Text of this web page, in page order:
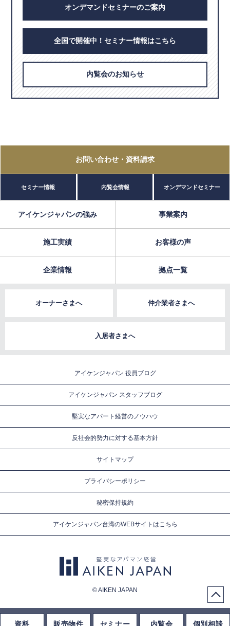
オンデマンドセミナーのご案内
全国で開催中！セミナー情報はこちら
内覧会のお知らせ
資料 販売物件 セミナー 内覧会 個別相談
お問い合わせ ・資料請求
セミナー情報 内覧会情報 オンデマンドセミナー
アイケンジャパンの強み 事業案内
施工実績 お客様の声
企業情報 拠点一覧
オーナーさまへ 仲介業者さまへ
入居者さまへ
アイケンジャパン 役員ブログ
アイケンジャパン スタッフブログ
堅実なアパート経営のノウハウ
反社会的勢力に対する基本方針
サイトマップ
プライバシーポリシー
秘密保持規約
アイケンジャパン台湾のWEBサイトはこちら
© AIKEN JAPAN